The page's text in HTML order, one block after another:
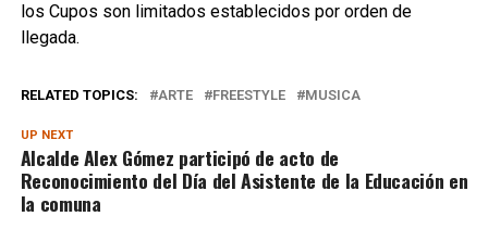
los Cupos son limitados establecidos por orden de
llegada.
RELATED TOPICS: ARTE FREESTYLE MUSICA
UP NEXT
Alcalde Alex Gómez participó de acto de
Reconocimiento del Día del Asistente de la Educación en
la comuna